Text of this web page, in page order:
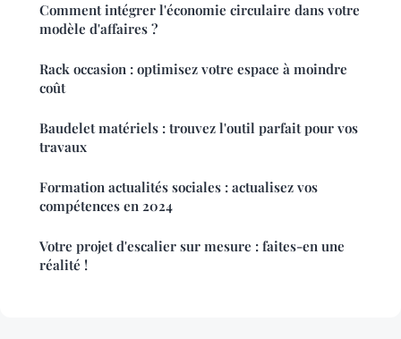
Comment intégrer l'économie circulaire dans votre
modèle d'affaires ?
Rack occasion : optimisez votre espace à moindre
coût
Baudelet matériels : trouvez l'outil parfait pour vos
travaux
Formation actualités sociales : actualisez vos
compétences en 2024
Votre projet d'escalier sur mesure : faites-en une
réalité !